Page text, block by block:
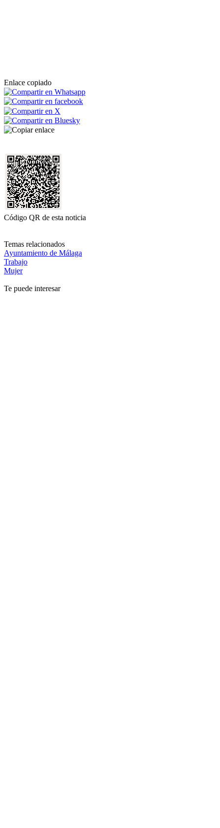
Enlace copiado
Código QR de esta noticia
Temas relacionados
Ayuntamiento de Málaga
Trabajo
Mujer
Te puede interesar